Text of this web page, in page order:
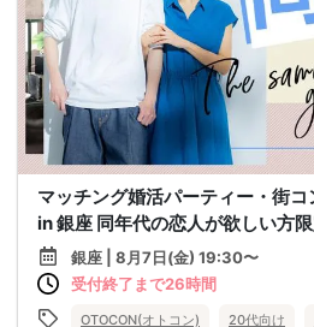
マッチング婚活パーティー・街
in 銀座 同年代の恋人が欲しい方
銀座 | 8月7日(金) 19:30〜
受付終了まで26時間
OTOCON(オトコン) 20代向け